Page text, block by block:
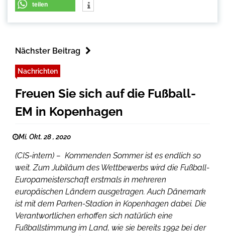
teilen
Nächster Beitrag
Nachrichten
Freuen Sie sich auf die Fußball-
EM in Kopenhagen
Mi. Okt. 28 , 2020
(CIS-intern) – Kommenden Sommer ist es endlich so
weit. Zum Jubiläum des Wettbewerbs wird die Fußball-
Europameisterschaft erstmals in mehreren
europäischen Ländern ausgetragen. Auch Dänemark
ist mit dem Parken-Stadion in Kopenhagen dabei. Die
Verantwortlichen erhoffen sich natürlich eine
Fußballstimmung im Land, wie sie bereits 1992 bei der